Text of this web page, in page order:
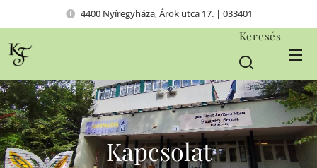
4400 Nyíregyháza, Árok utca 17. | 033401
Keresés
Kapcsolat